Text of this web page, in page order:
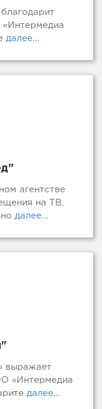
далее...
агентстве
на ТВ.
далее...
выражает
«Интермедиа
далее...